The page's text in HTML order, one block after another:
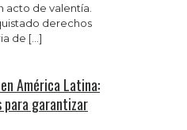
acto de valentía.
derechos
de […]
América Latina:
para garantizar